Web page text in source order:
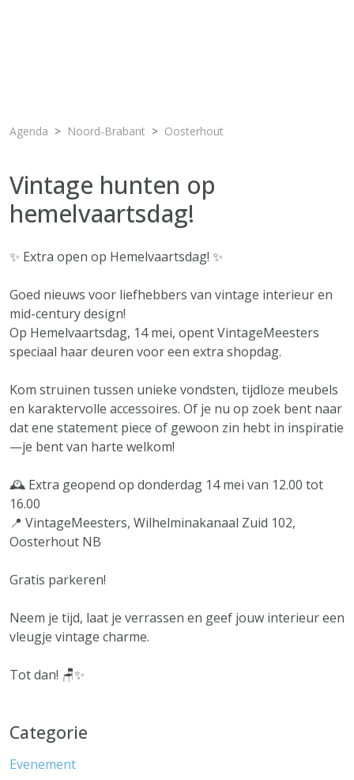
Agenda Noord-Brabant Oosterhout
Vintage hunten op
hemelvaartsdag!
✨ Extra open op Hemelvaartsdag! ✨
Goed nieuws voor liefhebbers van vintage interieur en
mid-century design!
Op Hemelvaartsdag, 14 mei, opent VintageMeesters
speciaal haar deuren voor een extra shopdag.
Kom struinen tussen unieke vondsten, tijdloze meubels
en karaktervolle accessoires. Of je nu op zoek bent naar
dat ene statement piece of gewoon zin hebt in inspiratie
—je bent van harte welkom!
🕰️ Extra geopend op donderdag 14 mei van 12.00 tot
16.00
📍 VintageMeesters, Wilhelminakanaal Zuid 102,
Oosterhout NB
Gratis parkeren!
Neem je tijd, laat je verrassen en geef jouw interieur een
vleugje vintage charme.
Tot dan! 🪑✨
Categorie
Evenement